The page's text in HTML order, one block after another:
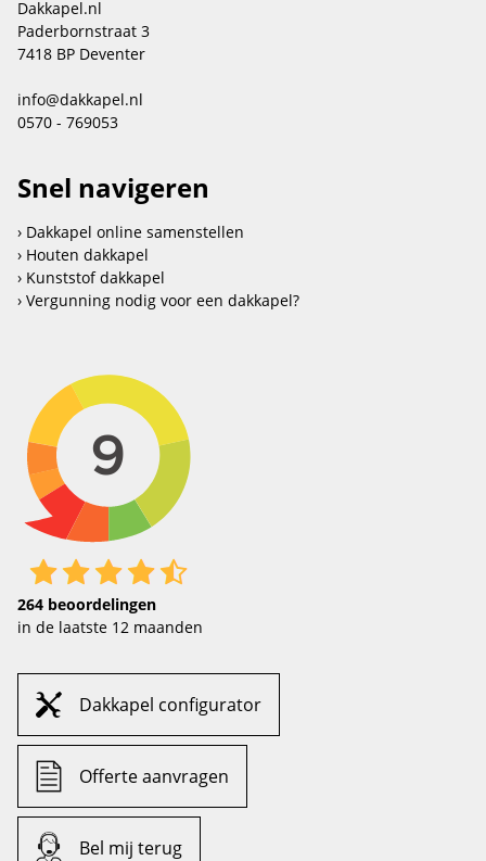
Dakkapel.nl
Paderbornstraat 3
7418 BP Deventer
info@dakkapel.nl
0570 - 769053
Snel navigeren
Dakkapel online samenstellen
Houten dakkapel
Kunststof dakkapel
Vergunning nodig voor een dakkapel?
264 beoordelingen
in de laatste 12 maanden
Dakkapel configurator
Offerte aanvragen
Bel mij terug